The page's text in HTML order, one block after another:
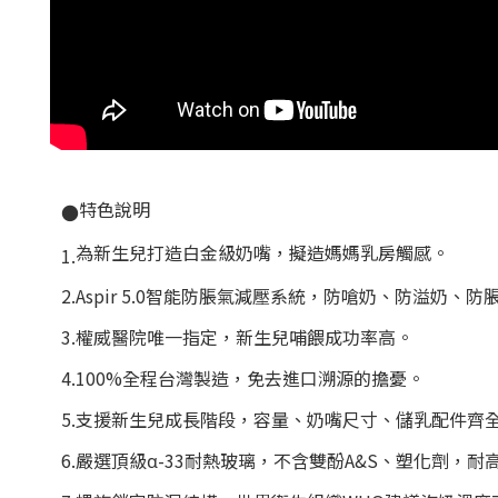
●特色說明
1.為新生兒打造白金級奶嘴，擬造媽媽乳房觸感。
2.Aspir 5.0智能防脹氣減壓系統，防嗆奶、防溢奶、防
3.權威醫院唯一指定，新生兒哺餵成功率高。
4.100%全程台灣製造，免去進口溯源的擔憂。
5.支援新生兒成長階段，容量、奶嘴尺寸、儲乳配件齊
6.嚴選頂級α-33耐熱玻璃，不含雙酚A&S、塑化劑，耐